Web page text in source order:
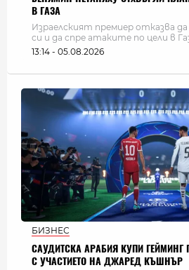
В ГАЗА
Израелският премиер отказва
си и да спре атаките по цели в
13:14 - 05.08.2026
БИЗНЕС
САУДИТСКА АРАБИЯ КУПИ ГЕЙМИНГ
С УЧАСТИЕТО НА ДЖАРЕД КЪШНЪР